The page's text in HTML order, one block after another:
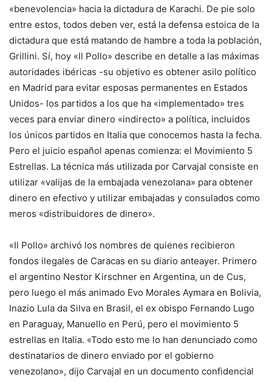
«benevolencia» hacia la dictadura de Karachi. De pie solo
entre estos, todos deben ver, está la defensa estoica de la
dictadura que está matando de hambre a toda la población,
Grillini. Sí, hoy «Il Pollo» describe en detalle a las máximas
autoridades ibéricas -su objetivo es obtener asilo político
en Madrid para evitar esposas permanentes en Estados
Unidos- los partidos a los que ha «implementado» tres
veces para enviar dinero «indirecto» a política, incluidos
los únicos partidos en Italia que conocemos hasta la fecha.
Pero el juicio español apenas comienza: el Movimiento 5
Estrellas. La técnica más utilizada por Carvajal consiste en
utilizar «valijas de la embajada venezolana» para obtener
dinero en efectivo y utilizar embajadas y consulados como
meros «distribuidores de dinero».
«Il Pollo» archivó los nombres de quienes recibieron
fondos ilegales de Caracas en su diario anteayer. Primero
el argentino Nestor Kirschner en Argentina, un de Cus,
pero luego el más animado Evo Morales Aymara en Bolivia,
Inazio Lula da Silva en Brasil, el ex obispo Fernando Lugo
en Paraguay, Manuello en Perú, pero el movimiento 5
estrellas en Italia. «Todo esto me lo han denunciado como
destinatarios de dinero enviado por el gobierno
venezolano», dijo Carvajal en un documento confidencial